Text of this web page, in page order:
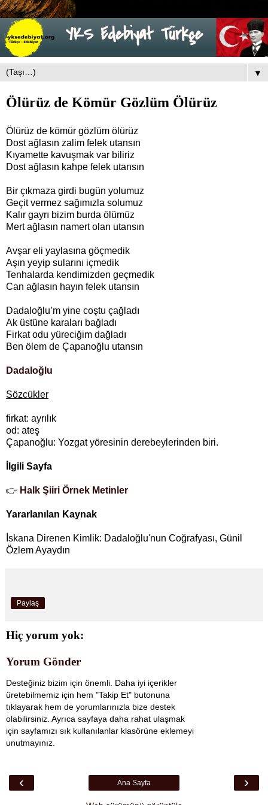
▼
Ölürüz de Kömür Gözlüm Ölürüz
Ölürüz de kömür gözlüm ölürüz
Dost ağlasın zalim felek utansın
Kıyamette kavuşmak var biliriz
Dost ağlasın kahpe felek utansın
Bir çıkmaza girdi bugün yolumuz
Geçit vermez sağımızla solumuz
Kalır gayrı bizim burda ölümüz
Mert ağlasın namert olan utansın
Avşar eli yaylasına göçmedik
Aşın yeyip sularını içmedik
Tenhalarda kendimizden geçmedik
Can ağlasın hayın felek utansın
Dadaloğlu’m yine coştu çağladı
Ak üstüne karaları bağladı
Firkat odu yüreciğim dağladı
Ben ölem de Çapanoğlu utansın
Dadaloğlu
Sözcükler
firkat: ayrılık
od: ateş
Çapanoğlu: Yozgat yöresinin derebeylerinden biri.
İlgili Sayfa
👉 Halk Şiiri Örnek Metinler
Yararlanılan Kaynak
İskana Direnen Kimlik: Dadaloğlu'nun Coğrafyası, Günil
Özlem Ayaydın
Paylaş
Hiç yorum yok:
Yorum Gönder
Desteğiniz bizim için önemli. Daha iyi içerikler
üretebilmemiz için hem "Takip Et" butonuna
tıklayarak hem de yorumlarınızla bize destek
olabilirsiniz. Ayrıca sayfaya daha rahat ulaşmak
için sayfamızı sık kullanılanlar klasörüne eklemeyi
unutmayınız.
‹ ›
Ana Sayfa